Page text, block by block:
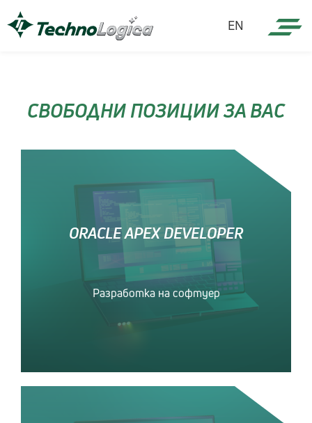
EN
СВОБОДНИ ПОЗИЦИИ ЗА ВАС
ORACLE APEX DEVELOPER
Разработка на софтуер